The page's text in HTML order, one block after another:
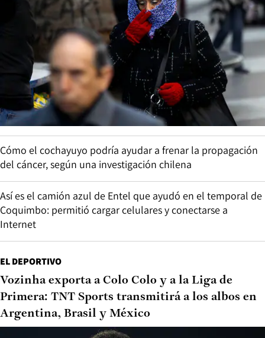
Cómo el cochayuyo podría ayudar a frenar la propagación
del cáncer, según una investigación chilena
Así es el camión azul de Entel que ayudó en el temporal de
Coquimbo: permitió cargar celulares y conectarse a
Internet
EL DEPORTIVO
Vozinha exporta a Colo Colo y a la Liga de
Primera: TNT Sports transmitirá a los albos en
Argentina, Brasil y México